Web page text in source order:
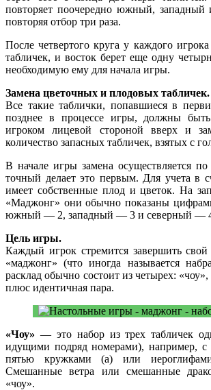
повторяет поочередно южный, западный
повторяя отбор три раза.
После четвертого круга у каждого
табличек, и восток берет еще одну
необходимую ему для начала игры.
Замена цветочных и плодовых табличек.
Все такие таблички, попавшиеся в
позднее в процессе игры, должны
игроком лицевой стороной вверх и
количество запасных табличек, взятых с
В начале игры замена осуществляется
точный делает это первым. Для учета в
имеет собственные плод и цветок. На
«Маджонг» они обычно показаны
южный — 2, западный — 3 и северный —
Цель игры.
Каждый игрок стремится завершить свой
«маджонг» (что иногда называется
расклад обычно состоит из четырех:
плюс идентичная пара.
«Чоу» — это набор из трех табличек
идущими подряд номерами), например, с
пятью кружками (а) или
Смешанные ветра или смешанные
«чоу».